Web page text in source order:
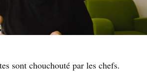
sont chouchouté par les chefs.